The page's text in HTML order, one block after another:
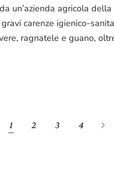
un’azienda agricola
carenze igienico-
ragnatele e guano,
1 2 3 4